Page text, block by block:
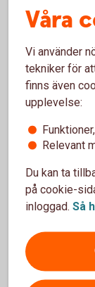
När
Hur ser
Vad är
Vart
Våra
Vi använder
tekniker för
finns även
upplevelse:
Relevant
Du kan ta
på cookie-
inloggad. Så